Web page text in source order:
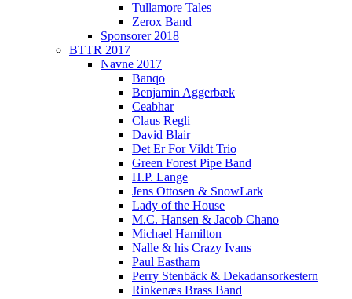
Tullamore Tales
Zerox Band
Sponsorer 2018
BTTR 2017
Navne 2017
Banqo
Benjamin Aggerbæk
Ceabhar
Claus Regli
David Blair
Det Er For Vildt Trio
Green Forest Pipe Band
H.P. Lange
Jens Ottosen & SnowLark
Lady of the House
M.C. Hansen & Jacob Chano
Michael Hamilton
Nalle & his Crazy Ivans
Paul Eastham
Perry Stenbäck & Dekadansorkestern
Rinkenæs Brass Band